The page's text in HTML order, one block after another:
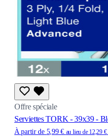
Offre spéciale
Serviettes TORK - 39x39 -
À partir de 5,99 € au lieu de 12,29 €